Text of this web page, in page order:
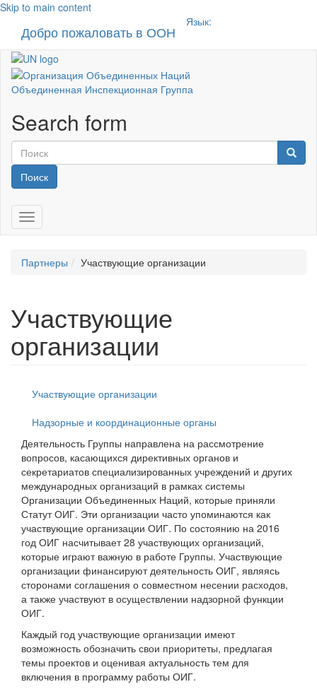
Skip to main content
Добро пожаловать в ООН
Язык:
Объединенная Инспекционная Группа
Search form
Поиск
Toggle navigation
Партнеры Участвующие организации
Участвующие
организации
Участвующие организации
Надзорные и координационные органы
Деятельность Группы направлена на рассмотрение
вопросов, касающихся директивных органов и
секретариатов специализированных учреждений и других
международных организаций в рамках системы
Организации Объединенных Наций, которые приняли
Статут ОИГ. Эти организации часто упоминаются как
участвующие организации ОИГ. По состоянию на 2016
год ОИГ насчитывает 28 участвующих организаций,
которые играют важную в работе Группы. Участвующие
организации финансируют деятельность ОИГ, являясь
сторонами соглашения о совместном несении расходов,
а также участвуют в осуществлении надзорной функции
ОИГ.
Каждый год участвующие организации имеют
возможность обозначить свои приоритеты, предлагая
темы проектов и оценивая актуальность тем для
включения в программу работы ОИГ.